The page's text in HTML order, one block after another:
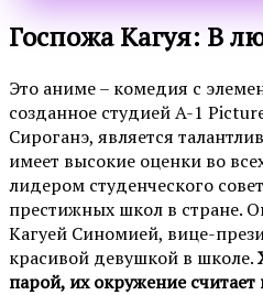
Госпожа Кагуя: В
Это аниме – комедия с
созданное студией A-1
Сироганэ, является
имеет высокие оценки во
лидером студенческого
престижных школ в стране.
Кагуей Синомией, вице-
красивой девушкой в школе.
парой, их окружение